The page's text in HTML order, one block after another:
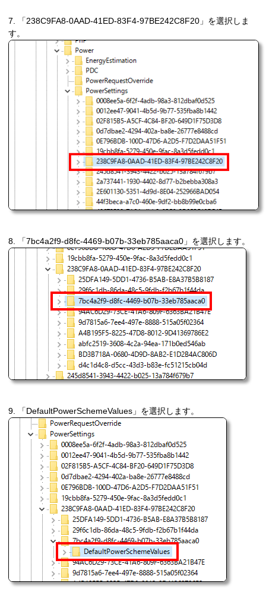
7. 「238C9FA8-0AAD-41ED-83F4-97BE242C8F20」を選択しま
す。
8. 「7bc4a2f9-d8fc-4469-b07b-33eb785aaca0」を選択します。
9. 「DefaultPowerSchemeValues」を選択します。